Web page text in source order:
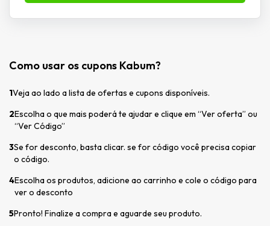
Como usar os cupons Kabum?
1Veja ao lado a lista de ofertas e cupons disponíveis.
2Escolha o que mais poderá te ajudar e clique em “Ver oferta” ou
“Ver Código”
3Se for desconto, basta clicar. se for código você precisa copiar
o código.
4Escolha os produtos, adicione ao carrinho e cole o código para
ver o desconto
5Pronto! Finalize a compra e aguarde seu produto.